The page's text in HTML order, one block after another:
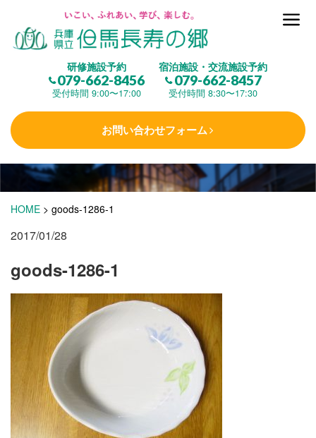
研修施設予約
079-662-8456
受付時間 9:00〜17:00
宿泊施設・交流施設予約
079-662-8457
受付時間 8:30〜17:30
お問い合わせフォーム
但馬長寿の郷とは
(研修施設)
楽しむ
学 ぶ(健康福祉)
(宿泊)
施設・料金
アクセス
HOME > goods-1286-1
2017/01/28
goods-1286-1